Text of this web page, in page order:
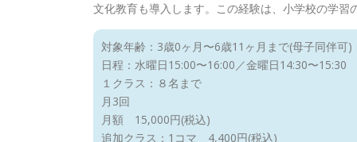
文化教育も導入します。この経験は、小学校の学習
対象年齢：3歳0ヶ月〜6歳11ヶ月まで(母子同伴可)
日程：水曜日15:00〜16:00／金曜日14:30〜15:30
１クラス：８名まで
月3回
月額 15,000円(税込)
追加クラス：1コマ 4,400円(税込)